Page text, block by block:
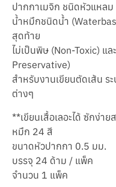
ปากกาเมจิก ชนิดหัวแหลม
น้ำหมึกชนิดน้ำ
สุดท้าย
ไม่เป็นพิษ (Non-Toxic) แ
Preservative)
สำหรับงานเขียนตัดเส้น ร
ต่างๆ
**เขียนเสื้อเลอะได้ ซักง่าย
หมึก 24 สี
ขนาดหัวปากกา 0.5 มม.
บรรจุ 24 ด้าม / แพ็ค
จำนวน 1 แพ็ค